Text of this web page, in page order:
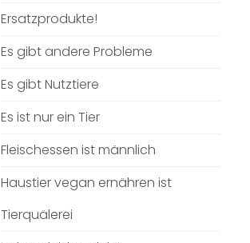
Ersatzprodukte!
Es gibt andere Probleme
Es gibt Nutztiere
Es ist nur ein Tier
Fleischessen ist männlich
Haustier vegan ernähren ist
Tierquälerei